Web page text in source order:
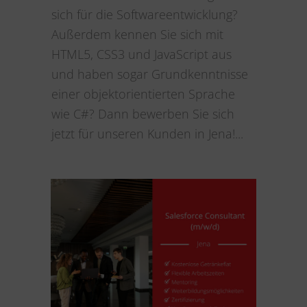
sich für die Softwareentwicklung?
Außerdem kennen Sie sich mit
HTML5, CSS3 und JavaScript aus
und haben sogar Grundkenntnisse
einer objektorientierten Sprache
wie C#? Dann bewerben Sie sich
jetzt für unseren Kunden in Jena!...